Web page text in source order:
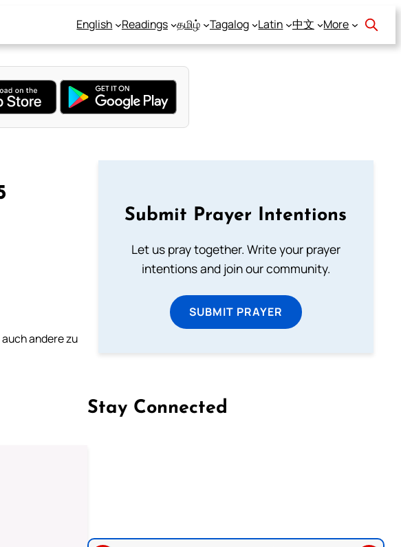
English Readings தமிழ் Tagalog Latin 中文 More
andere zu
Submit Prayer Intentions
Let us pray together. Write your prayer
intentions and join our community.
SUBMIT PRAYER
Stay Connected